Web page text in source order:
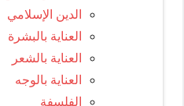
الدين الإسلامي
العناية بالبشرة
العناية بالشعر
العناية بالوجه
الفلسفة